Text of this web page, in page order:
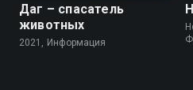
Даг – спасатель
животных
2021, Информация